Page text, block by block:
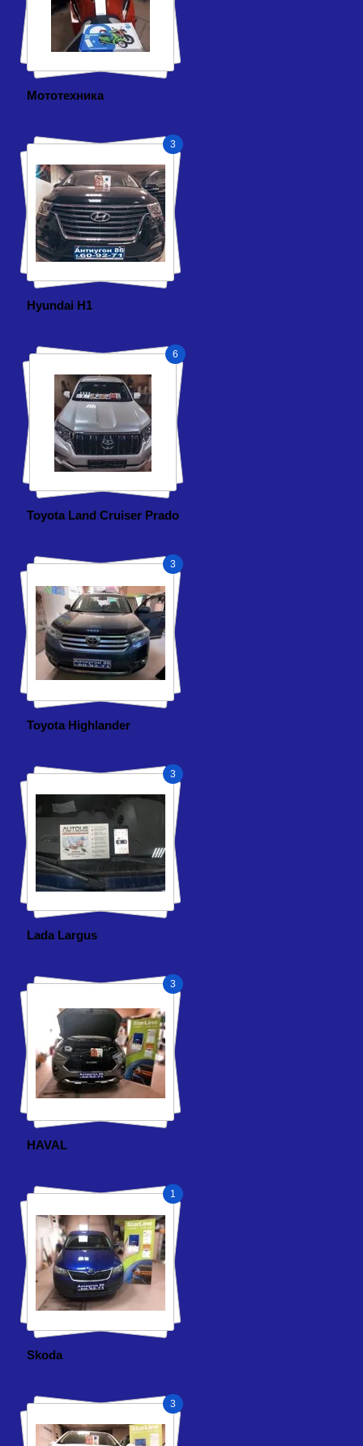
Мототехника
3
Hyundai H1
6
Toyota Land Cruiser Prado
3
Toyota Highlander
3
Lada Largus
3
HAVAL
1
Skoda
3